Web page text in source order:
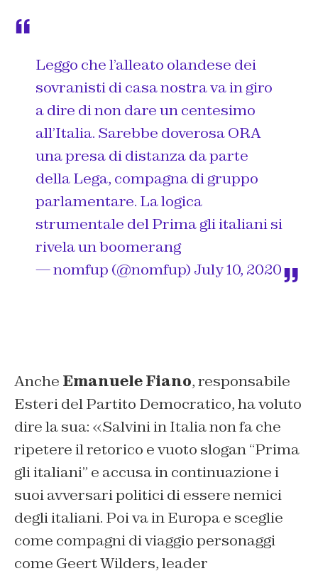
Leggo che l’alleato olandese dei
sovranisti di casa nostra va in giro
a dire di non dare un centesimo
all’Italia. Sarebbe doverosa ORA
una presa di distanza da parte
della Lega, compagna di gruppo
parlamentare. La logica
strumentale del Prima gli italiani si
rivela un boomerang
— nomfup (@nomfup) July 10, 2020
Anche Emanuele Fiano, responsabile
Esteri del Partito Democratico, ha voluto
dire la sua: «Salvini in Italia non fa che
ripetere il retorico e vuoto slogan “Prima
gli italiani” e accusa in continuazione i
suoi avversari politici di essere nemici
degli italiani. Poi va in Europa e sceglie
come compagni di viaggio personaggi
come Geert Wilders, leader